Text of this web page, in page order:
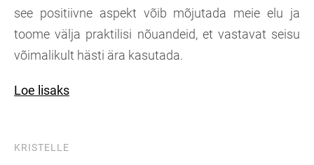
see positiivne aspekt võib mõjutada meie elu ja
toome välja praktilisi nõuandeid, et vastavat seisu
võimalikult hästi ära kasutada.
Loe lisaks
KRISTELLE